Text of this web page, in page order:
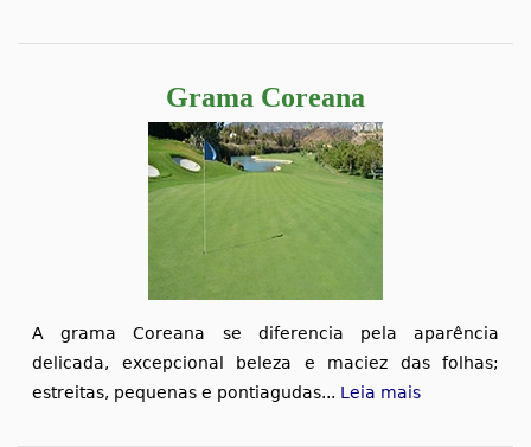
Grama Coreana
A grama Coreana se diferencia pela aparência
delicada, excepcional beleza e maciez das folhas;
estreitas, pequenas e pontiagudas... Leia mais